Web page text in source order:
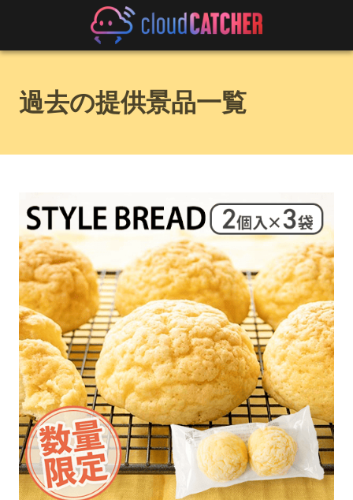
過去の提供景品一覧